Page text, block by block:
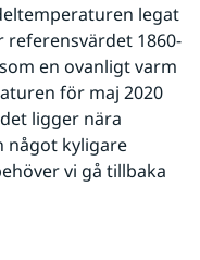
legat
referensvärdet 1860-
en ovanligt varm
för maj 2020
ligger nära
något kyligare
vi gå tillbaka